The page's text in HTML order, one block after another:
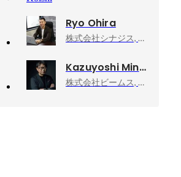
Ryo Ohira
株式会社シナジス, CO-Founder
Kazuyoshi Minamimagoe
株式会社ビームス, ディレクターズルーム エグゼクティブディレクター